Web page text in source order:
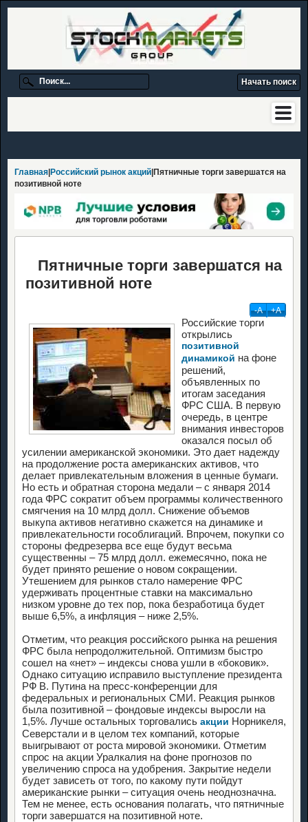
Главная Российский рынок акций |Пятничные торги завершатся на
позитивной ноте
Пятничные торги завершатся на
позитивной ноте
-А +А
Российские торги
открылись
позитивной
динамикой на фоне
решений,
объявленных по
итогам заседания
ФРС США. В первую
очередь, в центре
внимания инвесторов
оказался посыл об
усилении американской экономики. Это дает надежду
на продолжение роста американских активов, что
делает привлекательным вложения в ценные бумаги.
Но есть и обратная сторона медали – с января 2014
года ФРС сократит объем программы количественного
смягчения на 10 млрд долл. Снижение объемов
выкупа активов негативно скажется на динамике и
привлекательности гособлигаций. Впрочем, покупки со
стороны федрезерва все еще будут весьма
существенны – 75 млрд долл. ежемесячно, пока не
будет принято решение о новом сокращении.
Утешением для рынков стало намерение ФРС
удерживать процентные ставки на максимально
низком уровне до тех пор, пока безработица будет
выше 6,5%, а инфляция – ниже 2,5%.
Отметим, что реакция российского рынка на решения
ФРС была непродолжительной. Оптимизм быстро
сошел на «нет» – индексы снова ушли в «боковик».
Однако ситуацию исправило выступление президента
РФ В. Путина на пресс-конференции для
федеральных и региональных СМИ. Реакция рынков
была позитивной – фондовые индексы выросли на
1,5%. Лучше остальных торговались акции Норникеля,
Северстали и в целом тех компаний, которые
выигрывают от роста мировой экономики. Отметим
спрос на акции Уралкалия на фоне прогнозов по
увеличению спроса на удобрения. Закрытие недели
будет зависеть от того, по какому пути пойдут
американские рынки – ситуация очень неоднозначна.
Тем не менее, есть основания полагать, что пятничные
торги завершатся на позитивной ноте.